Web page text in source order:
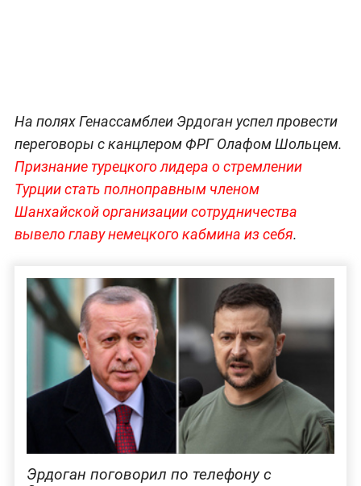
На полях Генассамблеи Эрдоган успел провести
переговоры с канцлером ФРГ Олафом Шольцем.
Признание турецкого лидера о стремлении
Турции стать полноправным членом
Шанхайской организации сотрудничества
вывело главу немецкого кабмина из себя.
Эрдоган поговорил по телефону с